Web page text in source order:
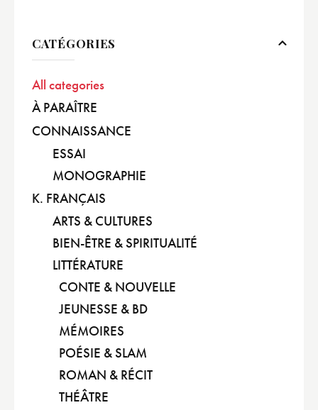
CATÉGORIES
All categories
À PARAÎTRE
CONNAISSANCE
ESSAI
MONOGRAPHIE
K. FRANÇAIS
ARTS & CULTURES
BIEN-ÊTRE & SPIRITUALITÉ
LITTÉRATURE
CONTE & NOUVELLE
JEUNESSE & BD
MÉMOIRES
POÉSIE & SLAM
ROMAN & RÉCIT
THÉÂTRE